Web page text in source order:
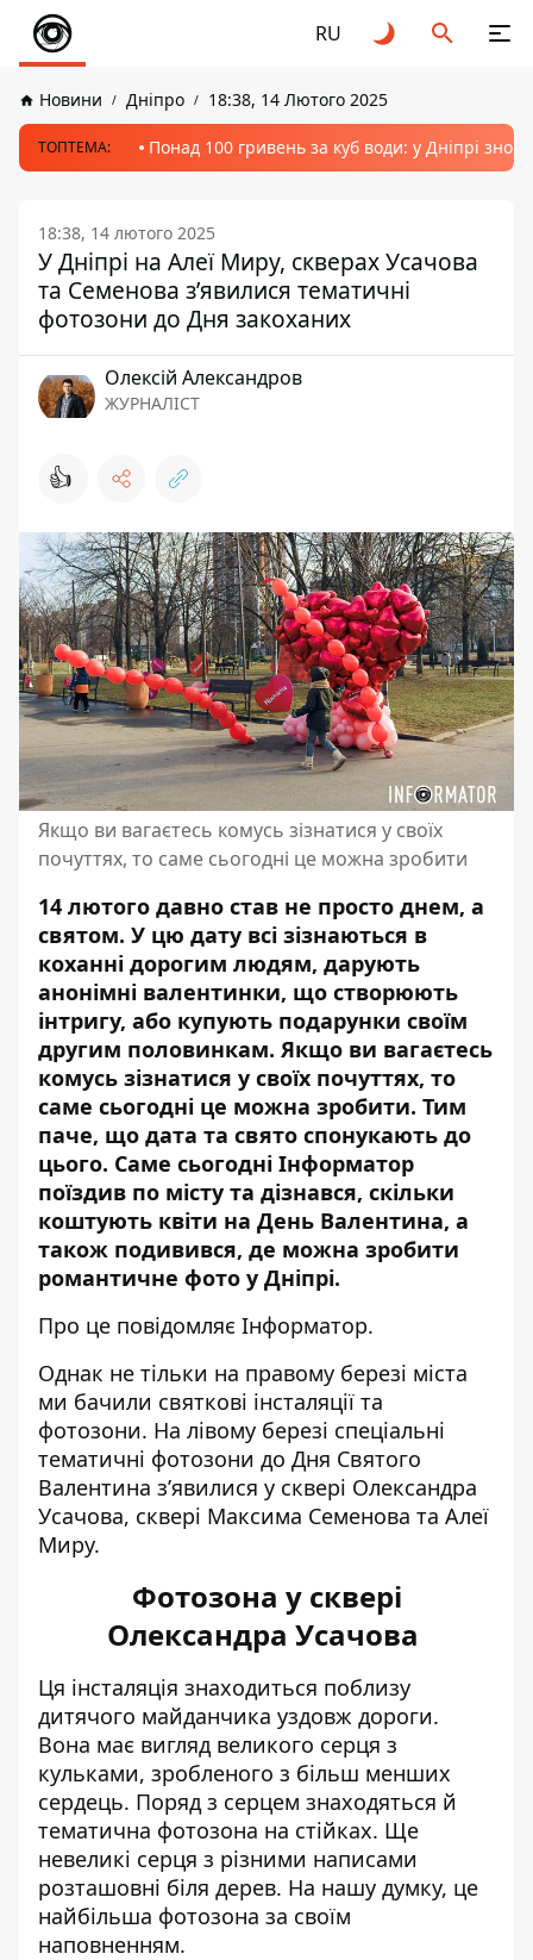
RU
Новини Дніпро 18:38, 14 Лютого 2025
ТОПТЕМА: Понад 100 гривень за куб води: у Дніпрі
18:38, 14 лютого 2025
У Дніпрі на Алеї Миру, скверах Усачова
та Семенова з’явилися тематичні
фотозони до Дня закоханих
Олексій Александров
ЖУРНАЛІСТ
👍
Якщо ви вагаєтесь комусь зізнатися у своїх
почуттях, то саме сьогодні це можна зробити
14 лютого давно став не просто днем, а
святом. У цю дату всі зізнаються в
коханні дорогим людям, дарують
анонімні валентинки, що створюють
інтригу, або купують подарунки своїм
другим половинкам. Якщо ви вагаєтесь
комусь зізнатися у своїх почуттях, то
саме сьогодні це можна зробити. Тим
паче, що дата та свято спонукають до
цього. Саме сьогодні Інформатор
поїздив по місту та дізнався, скільки
коштують квіти на День Валентина, а
також подивився, де можна зробити
романтичне фото у Дніпрі.
Про це повідомляє Інформатор.
Однак не тільки на правому березі міста
ми бачили святкові інсталяції та
фотозони. На лівому березі спеціальні
тематичні фотозони до Дня Святого
Валентина з’явилися у сквері Олександра
Усачова, сквері Максима Семенова та Алеї
Миру.
Фотозона у сквері
Олександра Усачова
Ця інсталяція знаходиться поблизу
дитячого майданчика уздовж дороги.
Вона має вигляд великого серця з
кульками, зробленого з більш менших
сердець. Поряд з серцем знаходяться й
тематична фотозона на стійках. Ще
невеликі серця з різними написами
розташовні біля дерев. На нашу думку, це
найбільша фотозона за своїм
наповненням.